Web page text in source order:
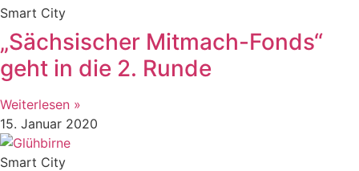
Smart City
„Sächsischer Mitmach-Fonds“
geht in die 2. Runde
Weiterlesen »
15. Januar 2020
Smart City